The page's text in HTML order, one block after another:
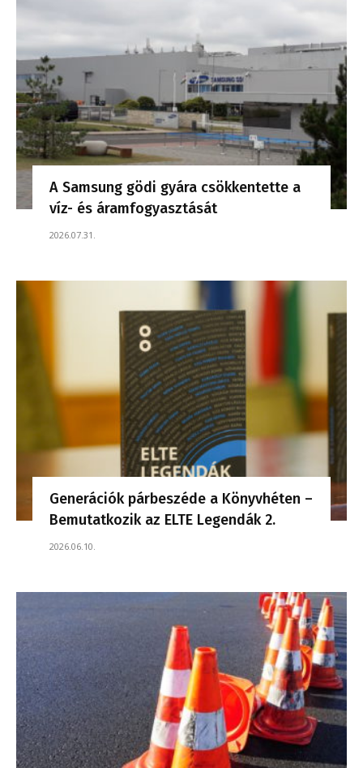
A Samsung gödi gyára csökkentette a
víz- és áramfogyasztását
2026.07.31.
Generációk párbeszéde a Könyvhéten –
Bemutatkozik az ELTE Legendák 2.
2026.06.10.